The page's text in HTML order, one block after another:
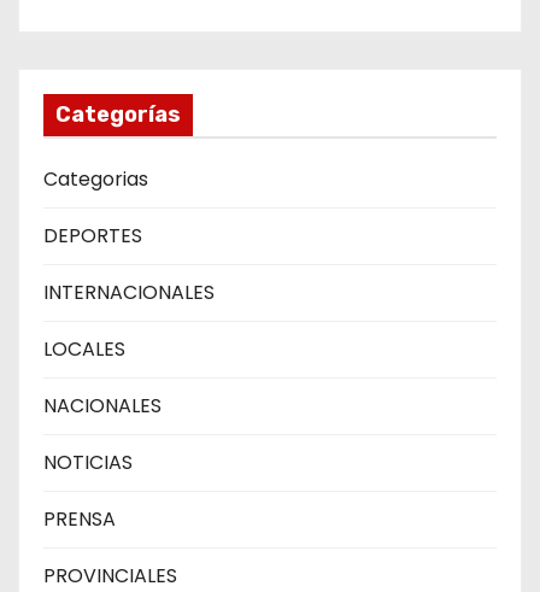
Categorías
Categorias
DEPORTES
INTERNACIONALES
LOCALES
NACIONALES
NOTICIAS
PRENSA
PROVINCIALES